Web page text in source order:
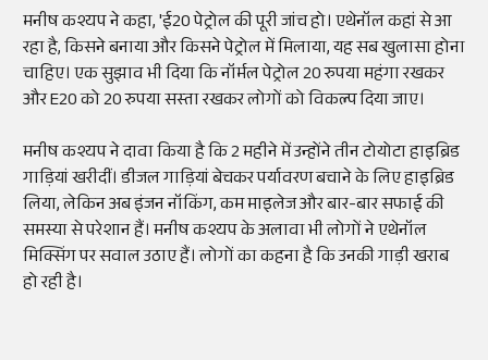
मनीष कश्यप ने कहा, 'ई20 पेट्रोल की पूरी जांच हो। एथेनॉल कहां से आ
रहा है, किसने बनाया और किसने पेट्रोल में मिलाया, यह सब खुलासा होना
चाहिए। एक सुझाव भी दिया कि नॉर्मल पेट्रोल 20 रुपया महंगा रखकर
और E20 को 20 रुपया सस्ता रखकर लोगों को विकल्प दिया जाए।
मनीष कश्यप ने दावा किया है कि 2 महीने में उन्होंने तीन टोयोटा हाइब्रिड
गाड़ियां खरीदीं। डीजल गाड़ियां बेचकर पर्यावरण बचाने के लिए हाइब्रिड
लिया, लेकिन अब इंजन नॉकिंग, कम माइलेज और बार-बार सफाई की
समस्या से परेशान हैं। मनीष कश्यप के अलावा भी लोगों ने एथेनॉल
मिक्सिंग पर सवाल उठाए हैं। लोगों का कहना है कि उनकी गाड़ी खराब
हो रही है।